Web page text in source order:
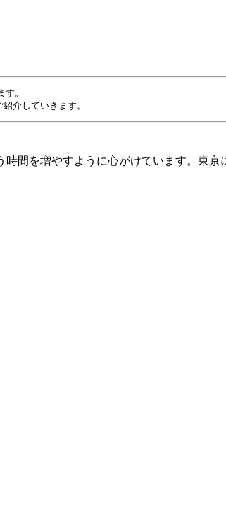
。
介していきます。
間を増やすように心がけています。東京